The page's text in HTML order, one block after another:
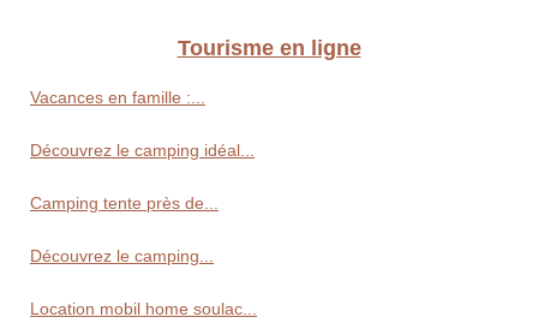
Tourisme en ligne
Vacances en famille :...
Découvrez le camping idéal...
Camping tente près de...
Découvrez le camping...
Location mobil home soulac...